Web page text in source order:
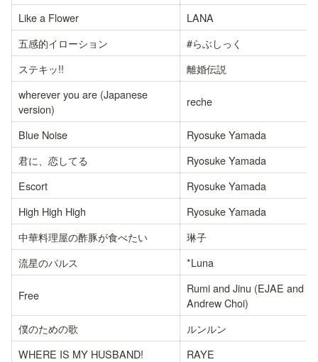
Like a Flower
LANA
五感的イローション
#らぶしっく
ステキッ!!
離婚伝説
wherever you are (Japanese
version)
reche
Blue Noise
Ryosuke Yamada
君に、恋してる
Ryosuke Yamada
Escort
Ryosuke Yamada
High High High
Ryosuke Yamada
中華料理屋の酢豚が食べたい
琳子
流星のパルス
*Luna
Free
Rumi and Jinu (EJAE and
Andrew Choi)
僕のための歌
ルンルン
WHERE IS MY HUSBAND!
RAYE